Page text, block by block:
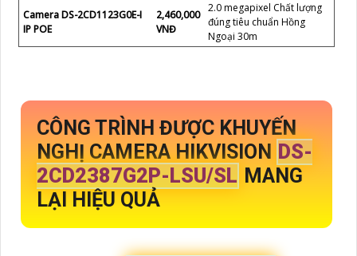
Camera DS-2CD1123G0E-I
IP POE
2,460,000
VNĐ
2.0 megapixel Chất lượng
đúng tiêu chuẩn Hồng
Ngoại 30m
CÔNG TRÌNH ĐƯỢC KHUYẾN
NGHỊ CAMERA HIKVISION
DS-
2CD2387G2P-LSU/SL MANG
LẠI HIỆU QUẢ